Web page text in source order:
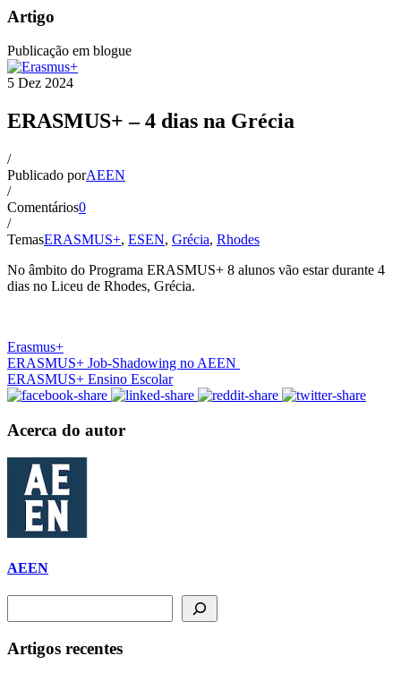
Artigo
Publicação em blogue
5 Dez 2024
ERASMUS+ – 4 dias na Grécia
/
Publicado porAEEN
/
Comentários0
/
TemasERASMUS+, ESEN, Grécia, Rhodes
No âmbito do Programa ERASMUS+ 8 alunos vão estar durante 4
dias no Liceu de Rhodes, Grécia.
Erasmus+
ERASMUS+ Job-Shadowing no AEEN
ERASMUS+ Ensino Escolar
Acerca do autor
AEEN
Artigos recentes